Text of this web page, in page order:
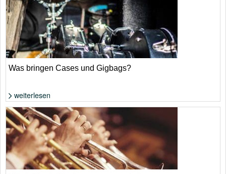
Foto: Shutterstock von Michael Repenning
Was bringen Cases und Gigbags?
weiterlesen